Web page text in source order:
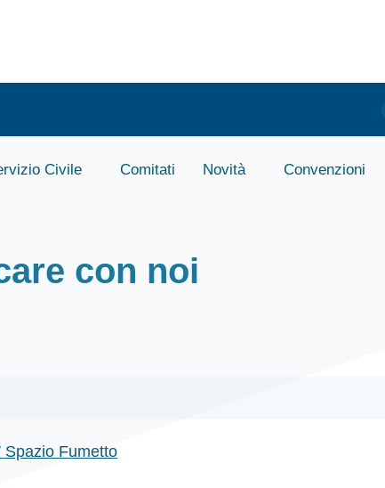
Civile Comitati Novità Convenzioni
con noi
Spazio Fumetto